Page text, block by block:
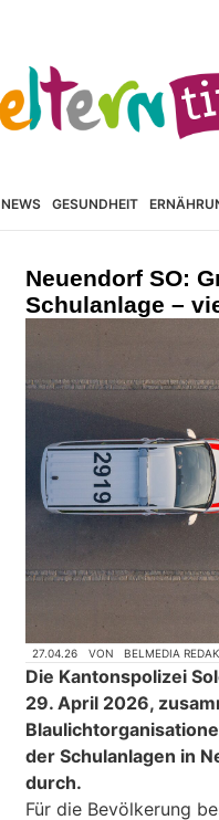
NEWS GESUNDHEIT
Neuendorf SO:
Schulanlage –
27.04.26 VON BELMEDIA
Die Kantonspolizei
29. April 2026,
der Schulanlagen in
durch.
Für die Bevölkerung